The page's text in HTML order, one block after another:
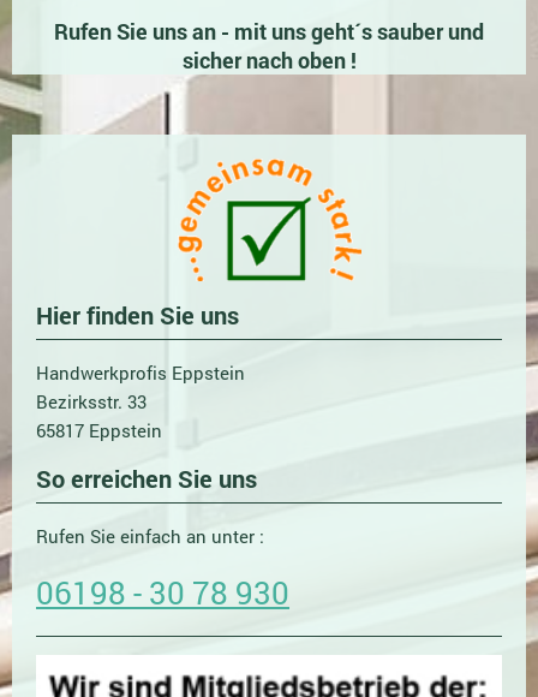
Rufen Sie uns an - mit uns geht´s sauber und
sicher nach oben !
Hier finden Sie uns
Handwerkprofis Eppstein
Bezirksstr. 33
65817 Eppstein
So erreichen Sie uns
Rufen Sie einfach an unter :
06198 - 30 78 930